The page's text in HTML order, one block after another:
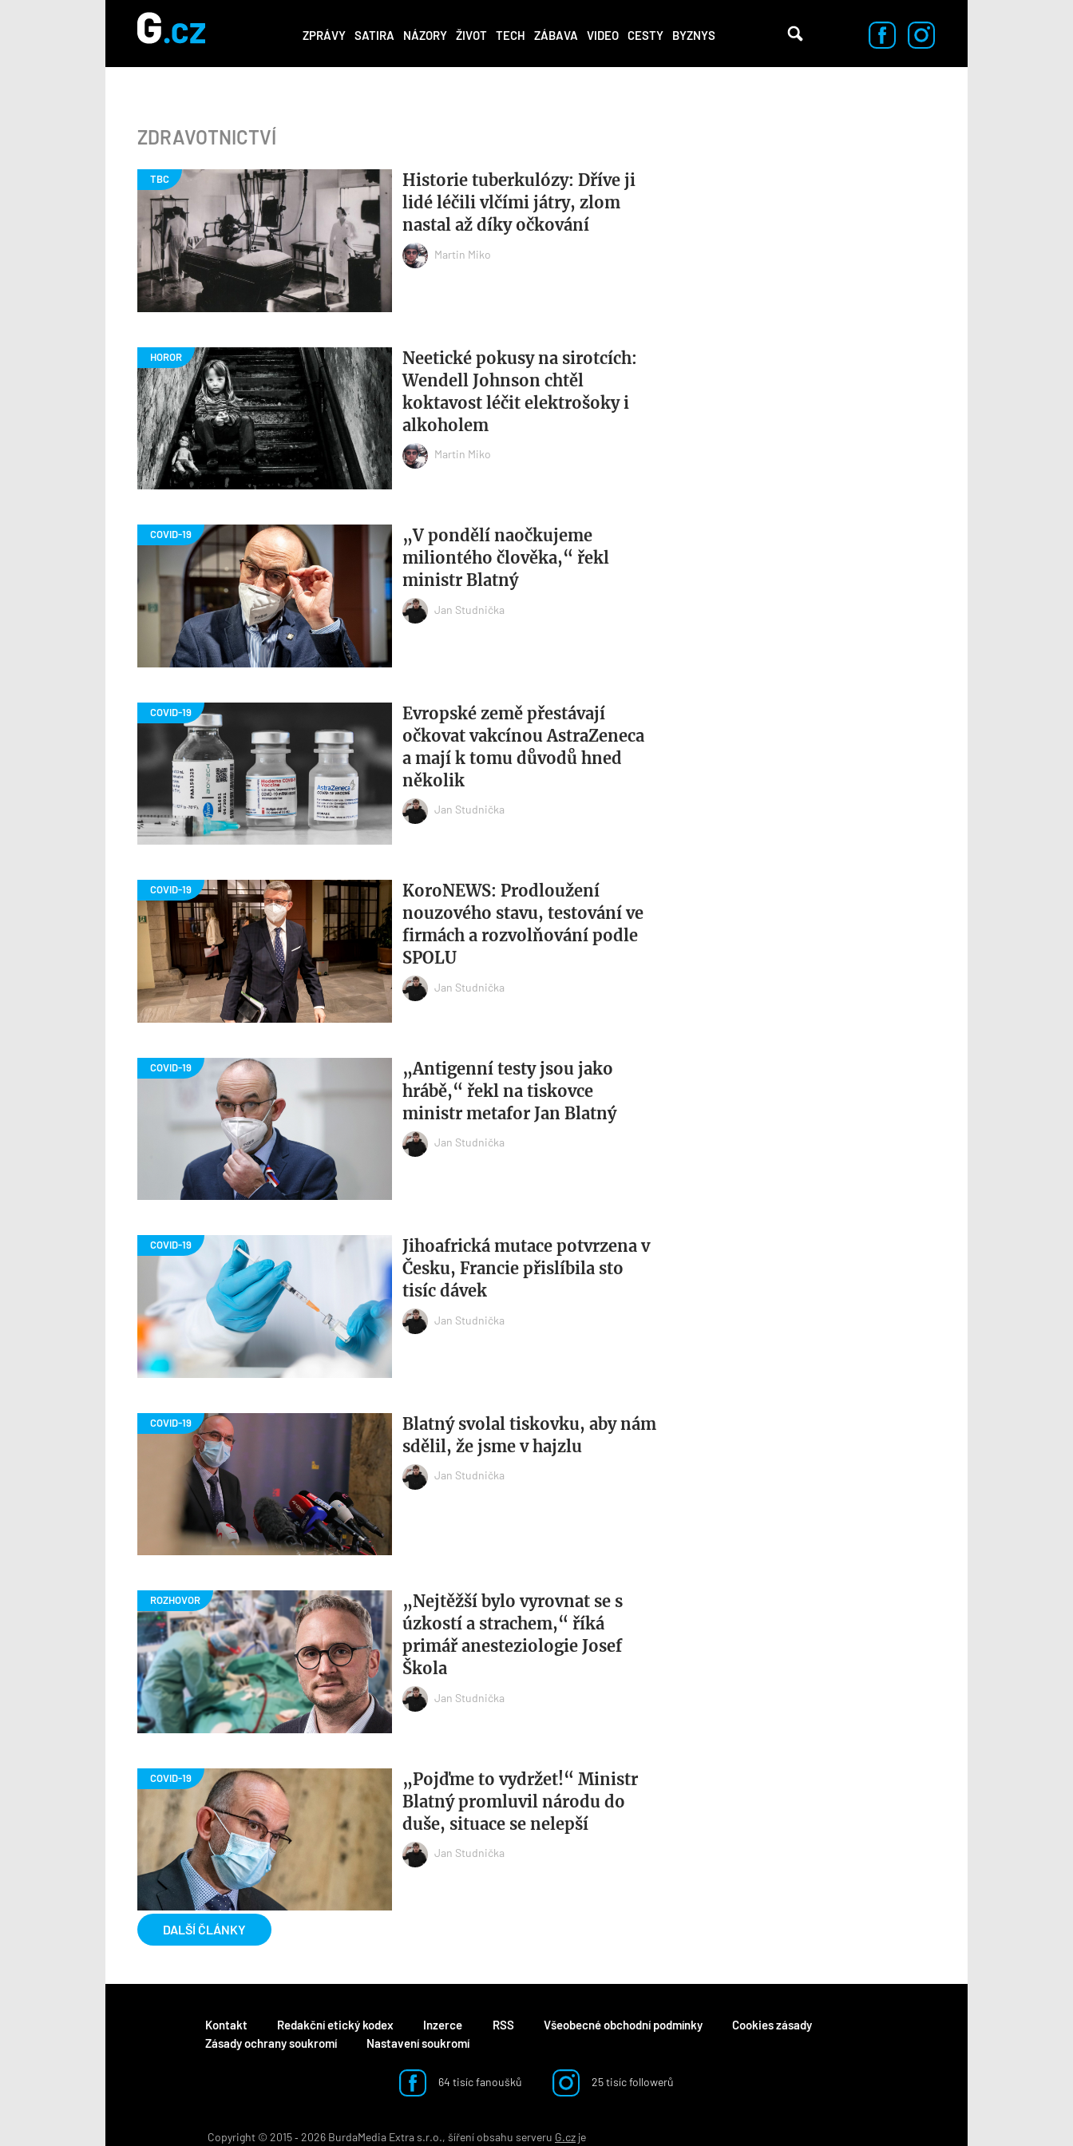
ZPRÁVY SATIRA NÁZORY ŽIVOT TECH ZÁBAVA VIDEO CESTY BYZNYS
ZDRAVOTNICTVÍ
Historie tuberkulózy: Dříve ji
lidé léčili vlčími játry, zlom
nastal až díky očkování
Martin Miko
Neetické pokusy na sirotcích:
Wendell Johnson chtěl
koktavost léčit elektrošoky i
alkoholem
Martin Miko
„V pondělí naočkujeme
miliontého člověka,“ řekl
ministr Blatný
Jan Studnička
Evropské země přestávají
očkovat vakcínou AstraZeneca
a mají k tomu důvodů hned
několik
Jan Studnička
KoroNEWS: Prodloužení
nouzového stavu, testování ve
firmách a rozvolňování podle
SPOLU
Jan Studnička
„Antigenní testy jsou jako
hrábě,“ řekl na tiskovce
ministr metafor Jan Blatný
Jan Studnička
Jihoafrická mutace potvrzena v
Česku, Francie přislíbila sto
tisíc dávek
Jan Studnička
Blatný svolal tiskovku, aby nám
sdělil, že jsme v hajzlu
Jan Studnička
„Nejtěžší bylo vyrovnat se s
úzkostí a strachem,“ říká
primář anesteziologie Josef
Škola
Jan Studnička
„Pojďme to vydržet!“ Ministr
Blatný promluvil národu do
duše, situace se nelepší
Jan Studnička
DALŠÍ ČLÁNKY
Kontakt Redakční etický kodex Inzerce RSS Všeobecné obchodní podmínky
Cookies zásady
Zásady ochrany soukromí
Nastavení soukromí
64 tisíc fanoušků 25 tisíc followerů
Copyright © 2015 ‐ 2026 BurdaMedia Extra s.r.o., šíření obsahu serveru G.cz je